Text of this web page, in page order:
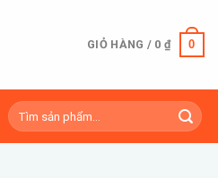
GIỎ HÀNG / 0 ₫ 0
Tìm
kiếm: